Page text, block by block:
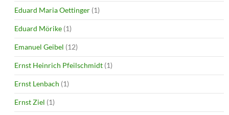
Eduard Maria Oettinger (1)
Eduard Mörike (1)
Emanuel Geibel (12)
Ernst Heinrich Pfeilschmidt (1)
Ernst Lenbach (1)
Ernst Ziel (1)